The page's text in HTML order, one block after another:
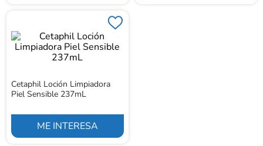
Cetaphil Loción Limpiadora
Piel Sensible 237mL
ME INTERESA